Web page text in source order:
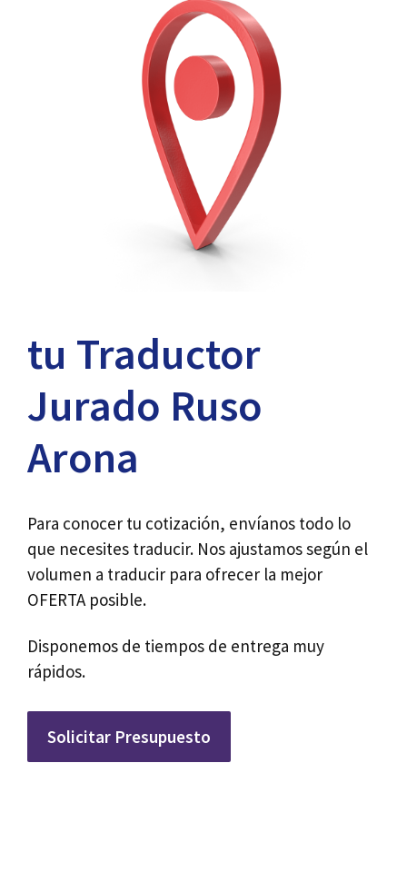
tu Traductor
Jurado Ruso
Arona
Para conocer tu cotización, envíanos todo lo
que necesites traducir. Nos ajustamos según el
volumen a traducir para ofrecer la mejor
OFERTA posible.
Disponemos de tiempos de entrega muy
rápidos.
Solicitar Presupuesto